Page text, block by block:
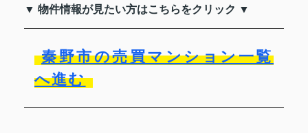
▼ 物件情報が見たい方はこちらをクリック ▼
秦野市の売買マンション一覧
へ進む